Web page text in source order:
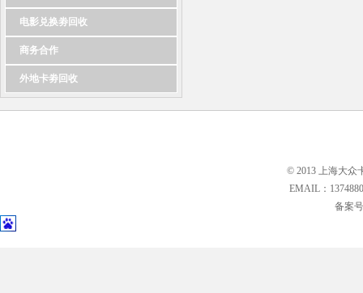
电影兑换劵回收
商务合作
外地卡劵回收
© 2013 上海大众
EMAIL：
备案